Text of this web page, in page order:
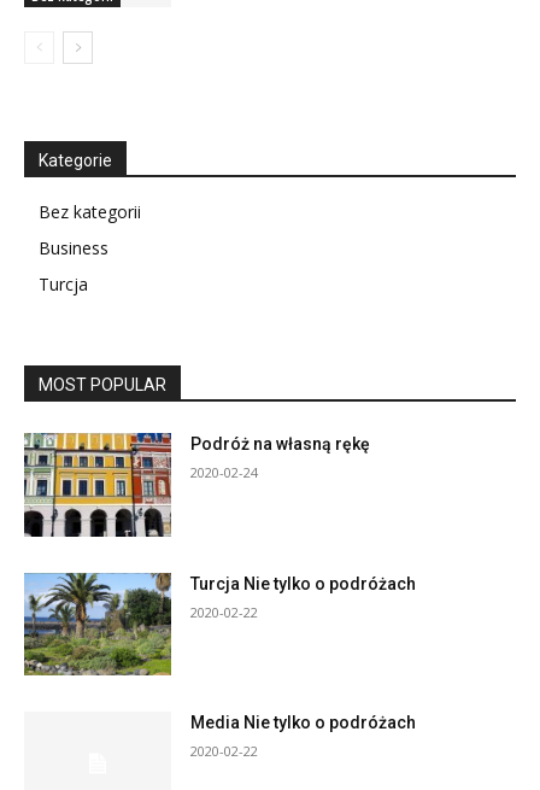
Kategorie
Bez kategorii
Business
Turcja
MOST POPULAR
Podróż na własną rękę
2020-02-24
Turcja Nie tylko o podróżach
2020-02-22
Media Nie tylko o podróżach
2020-02-22